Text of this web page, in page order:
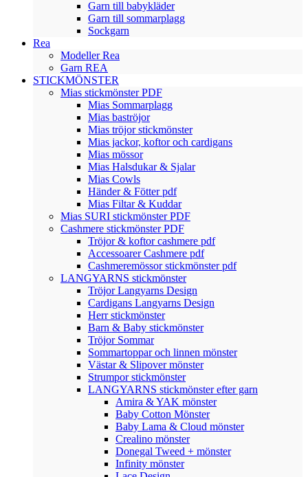
Garn till babykläder
Garn till sommarplagg
Sockgarn
Rea
Modeller Rea
Garn REA
STICKMÖNSTER
Mias stickmönster PDF
Mias Sommarplagg
Mias baströjor
Mias tröjor stickmönster
Mias jackor, koftor och cardigans
Mias mössor
Mias Halsdukar & Sjalar
Mias Cowls
Händer & Fötter pdf
Mias Filtar & Kuddar
Mias SURI stickmönster PDF
Cashmere stickmönster PDF
Tröjor & koftor cashmere pdf
Accessoarer Cashmere pdf
Cashmeremössor stickmönster pdf
LANGYARNS stickmönster
Tröjor Langyarns Design
Cardigans Langyarns Design
Herr stickmönster
Barn & Baby stickmönster
Tröjor Sommar
Sommartoppar och linnen mönster
Västar & Slipover mönster
Strumpor stickmönster
LANGYARNS stickmönster efter garn
Amira & YAK mönster
Baby Cotton Mönster
Baby Lama & Cloud mönster
Crealino mönster
Donegal Tweed + mönster
Infinity mönster